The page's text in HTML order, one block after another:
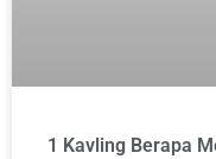
1 Kavling Berapa